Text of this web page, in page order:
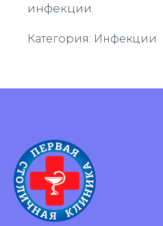
инфекции.
Категория: Инфекции